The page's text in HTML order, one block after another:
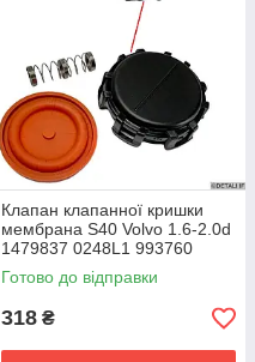
Клапан клапанної кришки
мембрана S40 Volvo 1.6-2.0d
1479837 0248L1 993760
9651815680 1690275
Готово до відправки
318 ₴